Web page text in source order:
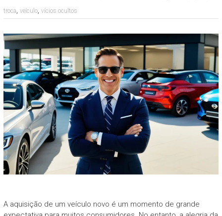
troca, veículo, vícios ocultos
A aquisição de um veículo novo é um momento de grande